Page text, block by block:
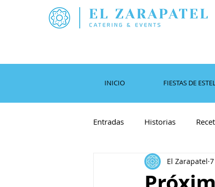
INICIO FIESTAS DE
Entradas Historias
El Zarapatel